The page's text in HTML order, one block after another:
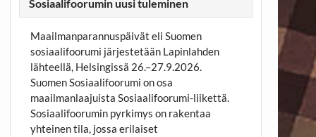
Sosiaalifoorumin uusi tuleminen
Maailmanparannuspäivät eli Suomen
sosiaalifoorumi järjestetään Lapinlahden
lähteellä, Helsingissä 26.–27.9.2026.
Suomen Sosiaalifoorumi on osa
maailmanlaajuista Sosiaalifoorumi-liikettä.
Sosiaalifoorumin pyrkimys on rakentaa
yhteinen tila, jossa erilaiset